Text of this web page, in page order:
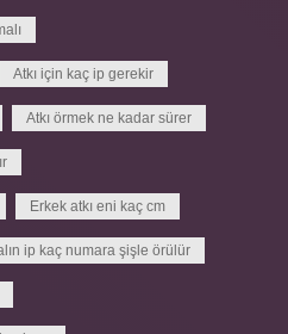
Atkı için kaç ip gerekir
Atkı örmek ne kadar sürer
Erkek atkı eni kaç cm
ip kaç numara şişle örülür